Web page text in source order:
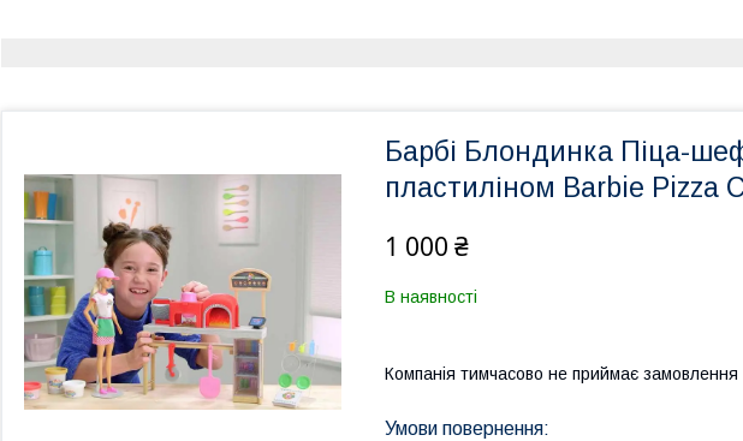
Барбі Блондинка Піца-
пластиліном Barbie Pizza
1 000 ₴
В наявності
Компанія тимчасово не приймає замовлення